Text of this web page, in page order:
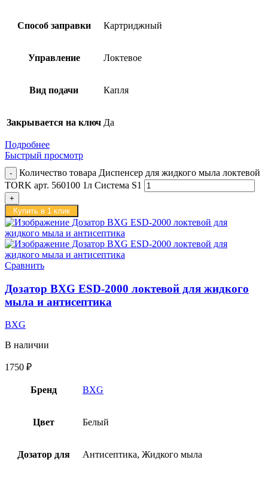
Способ заправки Картриджный
Управление Локтевое
Вид подачи Капля
Закрывается на ключ Да
Подробнее
Быстрый просмотр
Количество товара Диспенсер для жидкого мыла локтевой
TORK арт. 560100 1л Система S1
Купить в 1 клик
Сравнить
Дозатор BXG ESD-2000 локтевой для жидкого
мыла и антисептика
BXG
В наличии
1750 ₽
Бренд BXG
Цвет Белый
Дозатор для Антисептика, Жидкого мыла